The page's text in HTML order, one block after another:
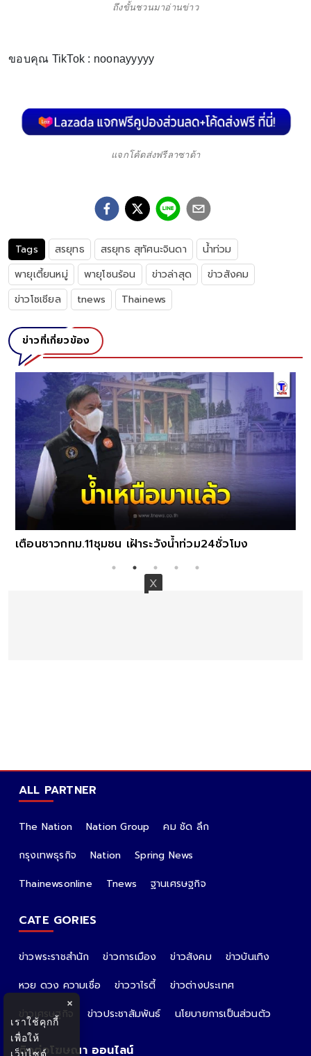
ถึงขั้นชวนมาอ่านข่าว
ขอบคุณ TikTok : noonayyyyy
แจกโค้ดส่งฟรีลาซาด้า
Tags สรยุทธ สรยุทธ สุทัศนะจินดา
น้ำท่วม
พายุเตี้ยนหมู่
พายุโซนร้อน ข่าวล่าสุด
ข่าวสังคม
ข่าวโซเชียล
tnews Thainews
ข่าวที่เกี่ยวข้อง
เตือนชาวกทม.11ชุมชน เฝ้าระวังน้ำท่วม24ชั่วโมง
ALL PARTNER
The Nation Nation Group
คม ชัด ลึก
กรุงเทพธุรกิจ
Nation
Spring News
Thainewsonline
Tnews ฐานเศรษฐกิจ
CATE GORIES
ข่าวพระราชสำนัก ข่าวการเมือง ข่าวสังคม
ข่าวบันเทิง
หวย ดวง ความเชื่อ
ข่าววาไรตี้
ข่าวต่างประเทศ
ข่าวเศรษฐกิจ
ข่าวประชาสัมพันธ์ นโยบายการเป็นส่วนตัว
ติดต่อโฆษณา ออนไลน์
×
เราใช้คุกกี้
เพื่อให้